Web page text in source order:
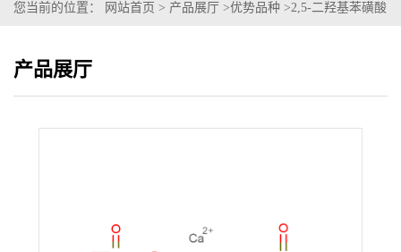
您当前的位置： 网站首页 > 产品展厅 >优势品种 >2,5-二羟基苯磺酸
产品展厅